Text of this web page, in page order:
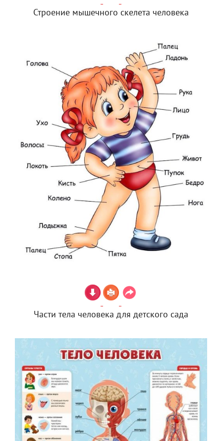
Строение мышечного скелета человека
Части тела человека для детского сада